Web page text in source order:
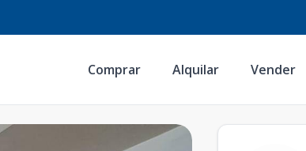
Comprar Alquilar Vender